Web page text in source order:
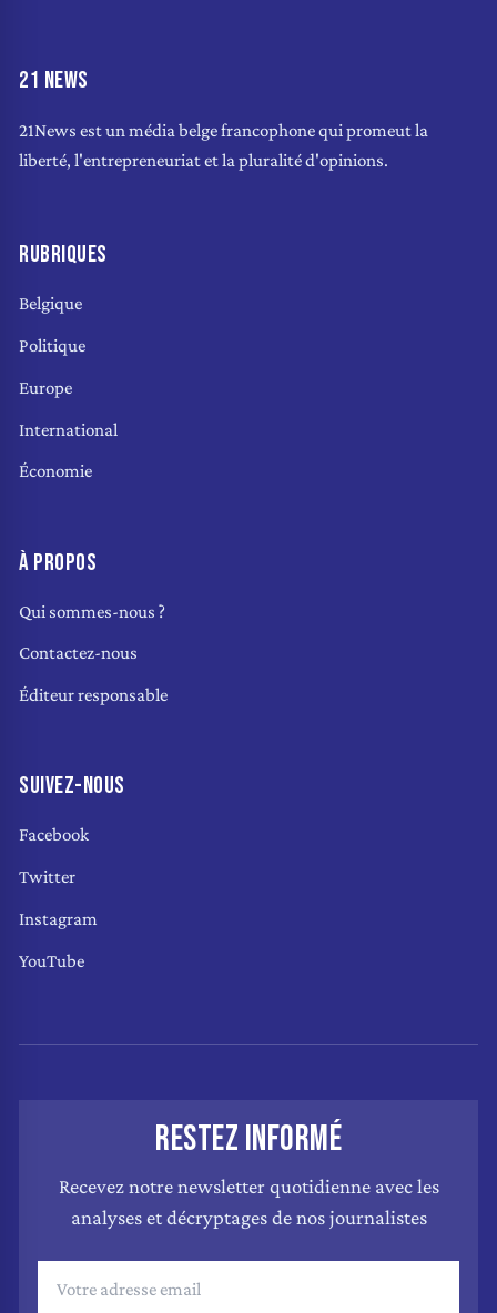
21 NEWS
21News est un média belge francophone qui promeut la
liberté, l'entrepreneuriat et la pluralité d'opinions.
RUBRIQUES
Belgique
Politique
Europe
International
Économie
À PROPOS
Qui sommes-nous ?
Contactez-nous
Éditeur responsable
SUIVEZ-NOUS
Facebook
Twitter
Instagram
YouTube
RESTEZ INFORMÉ
Recevez notre newsletter quotidienne avec les
analyses et décryptages de nos journalistes